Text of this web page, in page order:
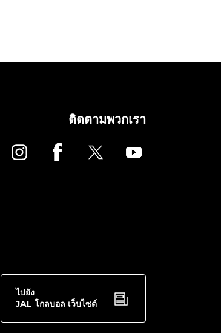
ติดตามพวกเรา
ไปยัง
JAL โกลบอล เว็บไซต์